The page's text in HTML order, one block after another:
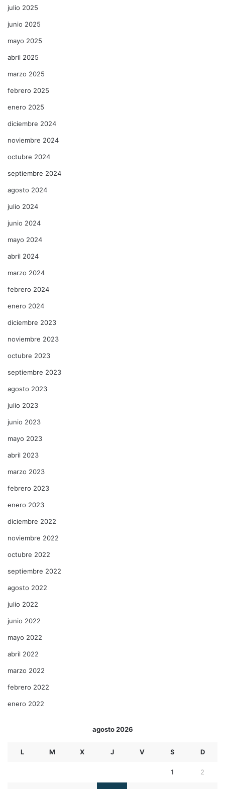
julio 2025
junio 2025
mayo 2025
abril 2025
marzo 2025
febrero 2025
enero 2025
diciembre 2024
noviembre 2024
octubre 2024
septiembre 2024
agosto 2024
julio 2024
junio 2024
mayo 2024
abril 2024
marzo 2024
febrero 2024
enero 2024
diciembre 2023
noviembre 2023
octubre 2023
septiembre 2023
agosto 2023
julio 2023
junio 2023
mayo 2023
abril 2023
marzo 2023
febrero 2023
enero 2023
diciembre 2022
noviembre 2022
octubre 2022
septiembre 2022
agosto 2022
julio 2022
junio 2022
mayo 2022
abril 2022
marzo 2022
febrero 2022
enero 2022
agosto 2026
L M X J V S D
1 2